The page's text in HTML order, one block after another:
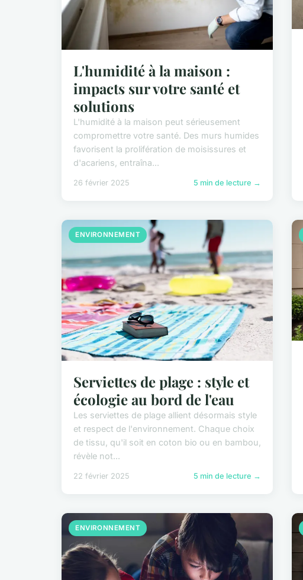
L'humidité à la maison :
impacts sur votre santé et
solutions
L'humidité à la maison peut sérieusement
compromettre votre santé. Des murs humides
favorisent la prolifération de moisissures et
d'acariens, entraîna...
26 février 2025 5 min de lecture →
ENVIRONNEMENT
Serviettes de plage : style et
écologie au bord de l'eau
Les serviettes de plage allient désormais style
et respect de l'environnement. Chaque choix
de tissu, qu'il soit en coton bio ou en bambou,
révèle not...
22 février 2025 5 min de lecture →
ENVIRONNEMENT